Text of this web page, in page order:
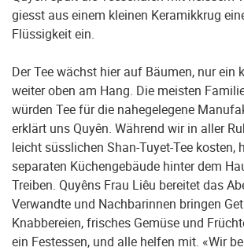
giesst aus einem kleinen Keramikkrug
Flüssigkeit ein.
Der Tee wächst hier auf Bäumen, nur ein
weiter oben am Hang. Die meisten
würden Tee für die nahegelegene
erklärt uns Quyên. Während wir in aller
leicht süsslichen Shan-Tuyet-Tee kosten,
separaten Küchengebäude hinter dem
Treiben. Quyêns Frau Liêu bereitet das
Verwandte und Nachbarinnen bringen
Knabbereien, frisches Gemüse und
ein Festessen, und alle helfen mit. «Wir